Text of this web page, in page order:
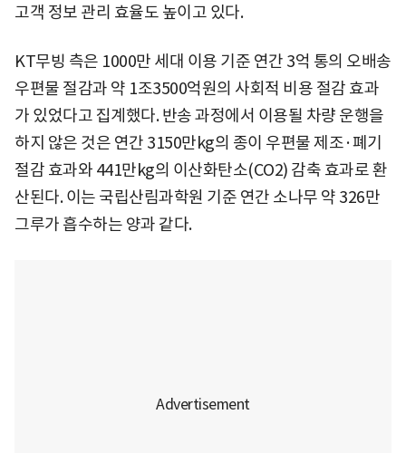
고객 정보 관리 효율도 높이고 있다.
KT무빙 측은 1000만 세대 이용 기준 연간 3억 통의 오배송
우편물 절감과 약 1조3500억원의 사회적 비용 절감 효과
가 있었다고 집계했다. 반송 과정에서 이용될 차량 운행을
하지 않은 것은 연간 3150만kg의 종이 우편물 제조·폐기
절감 효과와 441만kg의 이산화탄소(CO2) 감축 효과로 환
산된다. 이는 국립산림과학원 기준 연간 소나무 약 326만
그루가 흡수하는 양과 같다.